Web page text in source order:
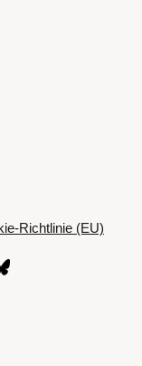
Richtlinie (EU)